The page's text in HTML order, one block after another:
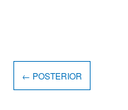
← POSTERIOR